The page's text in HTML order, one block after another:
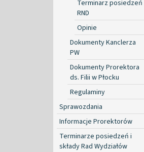
Terminarz posiedzeń
RND
Opinie
Dokumenty Kanclerza
PW
Dokumenty Prorektora
ds. Filii w Płocku
Regulaminy
Sprawozdania
Informacje Prorektorów
Terminarze posiedzeń i
składy Rad Wydziałów